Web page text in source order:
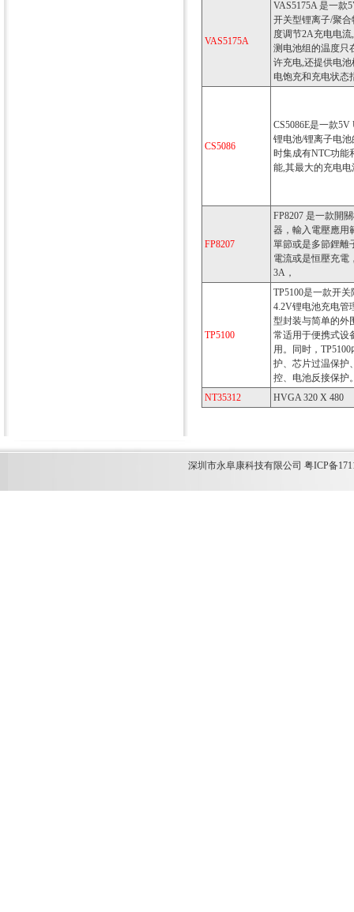
VAS5175A
VAS5175A 是一款
开关型锂离子/聚
度调节2A充电电
测电池组的温度只
许充电,还提供电
电饱充和充电状态
CS5086
CS5086E是一款
锂电池/锂离子电
时集成有NTC功能
能,其最大的充电
FP8207
FP8207 是一款開
器，輸入電壓應用
單節或是多節鋰離
電流或是恒壓充電
3A，
TP5100
TP5100是一款开
4.2V锂电池充电管
型封装与简单的外
常适用于便携式设
用。同时，
护、芯片过温保护
控、电池反接保护
NT35312
HVGA 320 X 480
深圳市永阜康科技有限公司 粤ICP备